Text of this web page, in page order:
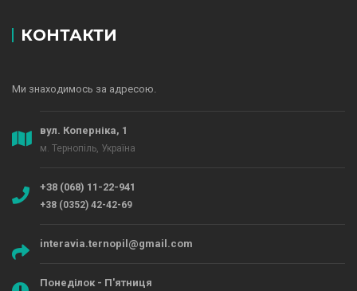
КОНТАКТИ
Ми знаходимось за адресою.
вул. Коперніка, 1
м. Тернопіль, Україна
+38 (068) 11-22-941
+38 (0352) 42-42-69
interavia.ternopil@gmail.com
Понеділок - П'ятниця